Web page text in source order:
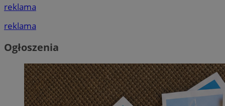
reklama
reklama
Ogłoszenia